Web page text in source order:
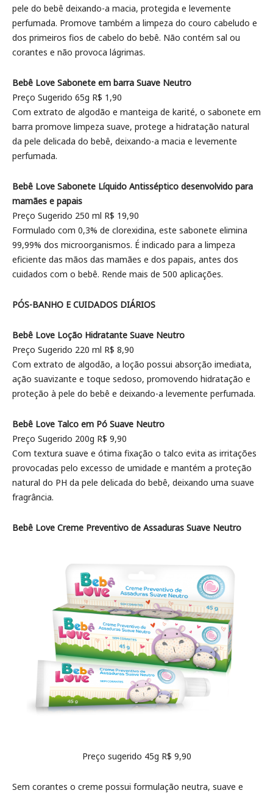
pele do bebê deixando-a macia, protegida e levemente
perfumada. Promove também a limpeza do couro cabeludo e
dos primeiros fios de cabelo do bebê. Não contém sal ou
corantes e não provoca lágrimas.
Bebê Love Sabonete em barra Suave Neutro
Preço Sugerido 65g R$ 1,90
Com extrato de algodão e manteiga de karité, o sabonete em
barra promove limpeza suave, protege a hidratação natural
da pele delicada do bebê, deixando-a macia e levemente
perfumada.
Bebê Love Sabonete Líquido Antisséptico desenvolvido para
mamães e papais
Preço Sugerido 250 ml R$ 19,90
Formulado com 0,3% de clorexidina, este sabonete elimina
99,99% dos microorganismos. É indicado para a limpeza
eficiente das mãos das mamães e dos papais, antes dos
cuidados com o bebê. Rende mais de 500 aplicações.
PÓS-BANHO E CUIDADOS DIÁRIOS
Bebê Love Loção Hidratante Suave Neutro
Preço Sugerido 220 ml R$ 8,90
Com extrato de algodão, a loção possui absorção imediata,
ação suavizante e toque sedoso, promovendo hidratação e
proteção à pele do bebê e deixando-a levemente perfumada.
Bebê Love Talco em Pó Suave Neutro
Preço Sugerido 200g R$ 9,90
Com textura suave e ótima fixação o talco evita as irritações
provocadas pelo excesso de umidade e mantém a proteção
natural do PH da pele delicada do bebê, deixando uma suave
fragrância.
Bebê Love Creme Preventivo de Assaduras Suave Neutro
Preço sugerido 45g R$ 9,90
Sem corantes o creme possui formulação neutra, suave e